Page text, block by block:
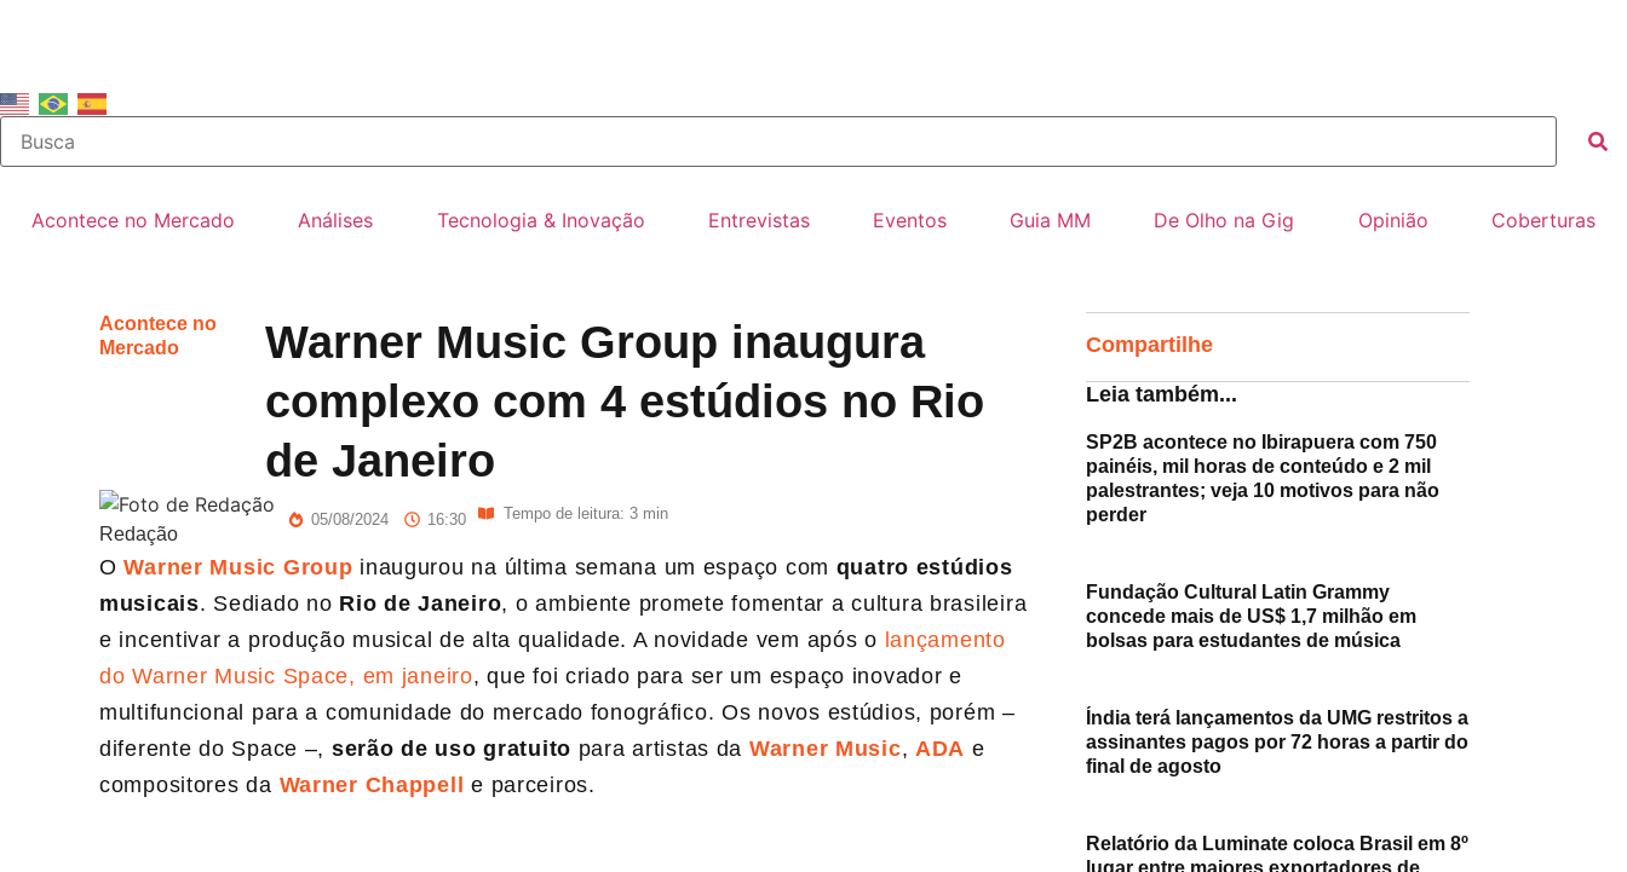
Acontece no Mercado Análises Tecnologia & Inovação Entrevistas Eventos Guia MM De Olho na Gig Opinião Coberturas
Acontece no
Mercado
Warner Music Group inaugura
complexo com 4 estúdios no Rio
de Janeiro
Redação
05/08/2024 16:30 Tempo de leitura: 3 min
OWarner Music Group inaugurou na última semana um espaço com quatro estúdios
musicais. Sediado no Rio de Janeiro, o ambiente promete fomentar a cultura brasileira
e incentivar a produção musical de alta qualidade. A novidade vem após o lançamento
do Warner Music Space, em janeiro, que foi criado para ser um espaço inovador e
multifuncional para a comunidade do mercado fonográfico. Os novos estúdios, porém –
diferente do Space –, serão de uso gratuito para artistas da Warner Music,ADA e
compositores da Warner Chappell e parceiros.
Compartilhe
Leia também...
SP2B acontece no Ibirapuera com 750
painéis, mil horas de conteúdo e 2 mil
palestrantes; veja 10 motivos para não
perder
Fundação Cultural Latin Grammy
concede mais de US$ 1,7 milhão em
bolsas para estudantes de música
Índia terá lançamentos da UMG restritos a
assinantes pagos por 72 horas a partir do
final de agosto
Relatório da Luminate coloca Brasil em 8º
lugar entre maiores exportadores de